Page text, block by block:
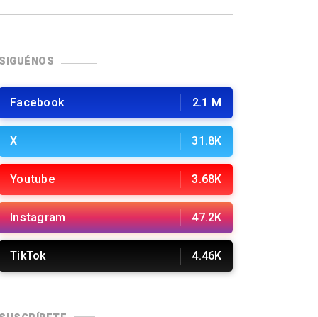
SIGUÉNOS
Facebook 2.1 M
X 31.8K
Youtube 3.68K
Instagram 47.2K
TikTok 4.46K